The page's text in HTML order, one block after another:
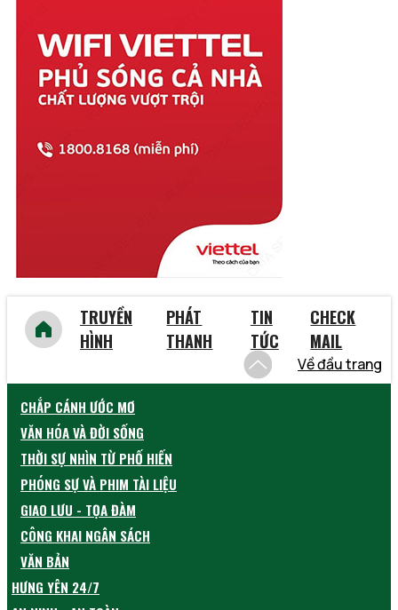
Thừa Thiên Huế
Tiền Giang
Trà Vinh
Tuyên Quang
Vĩnh Phúc
Vũng Tàu
TRUYỀN
HÌNH
PHÁT
THANH
TIN
TỨC
CHECK
MAIL
Về đầu trang
CHẮP CÁNH ƯỚC MƠ
VĂN HÓA VÀ ĐỜI SỐNG
THỜI SỰ NHÌN TỪ PHỐ HIẾN
PHÓNG SỰ VÀ PHIM TÀI LIỆU
GIAO LƯU - TỌA ĐÀM
CÔNG KHAI NGÂN SÁCH
VĂN BẢN
HƯNG YÊN 24/7